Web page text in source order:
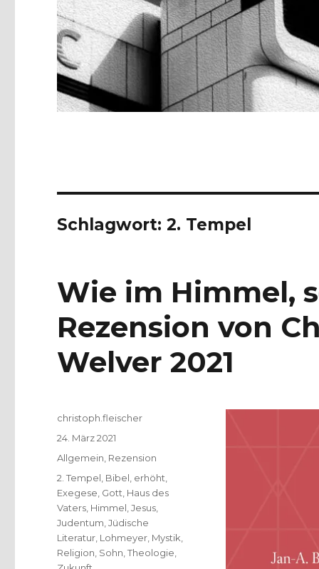
Schlagwort:2. Tempel
Wie im Himmel,
Rezension von
Welver 2021
Autor
christoph.fleischer
Veröffentlicht
am
24. März 2021
Kategorien
Allgemein Rezension
Schlagwörter
2. Tempel Bibel erhöht
Exegese Gott Haus des
Vaters Himmel ,Jesus
Judentum ,Jüdische
Literatur Lohmeyer Mystik
Religion Sohn ,Theologie